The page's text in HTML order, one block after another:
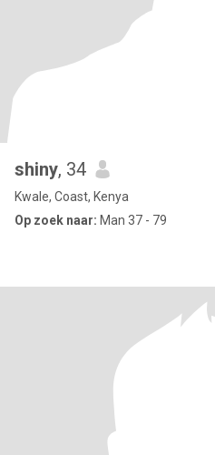
shiny, 34
Kwale, Coast, Kenya
Op zoek naar: Man 37 - 79